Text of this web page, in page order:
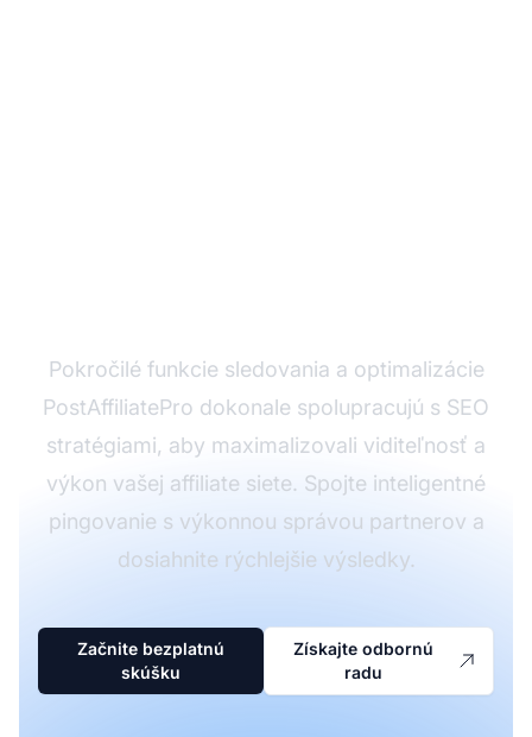
Pokročilé funkcie sledovania a optimalizácie
PostAffiliatePro dokonale spolupracujú s SEO
stratégiami, aby maximalizovali viditeľnosť a
výkon vašej affiliate siete. Spojte inteligentné
pingovanie s výkonnou správou partnerov a
dosiahnite rýchlejšie výsledky.
Začnite bezplatnú
skúšku
Získajte odbornú
radu